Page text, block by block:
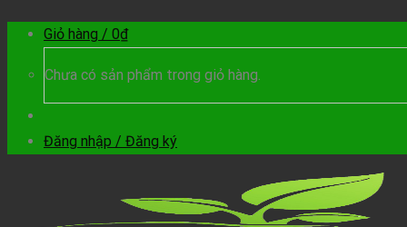
Skip
content
Giỏ hàng / 0₫
Chưa có sản phẩm trong giỏ hàng.
Đăng nhập / Đăng ký